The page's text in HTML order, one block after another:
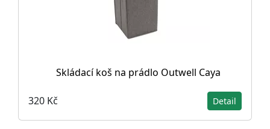
Skládací koš na prádlo Outwell Caya
320 Kč Detail